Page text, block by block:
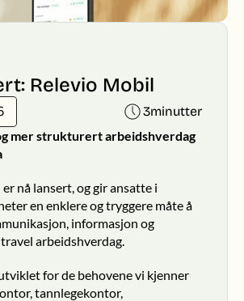
Relevio Mobil
3minutter
mer strukturert arbeidshverdag
nå lansert, og gir ansatte i
en enklere og tryggere måte å
informasjon og
arbeidshverdag.
for de behovene vi kjenner
tannlegekontor,